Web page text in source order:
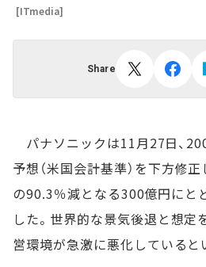
[ITmedia]
Share
パナソニックは11月27日、
予想（米国会計基準）を下方修
の90.3％減となる300億円にと
した。世界的な景気後退と想定
営環境が急激に悪化していると